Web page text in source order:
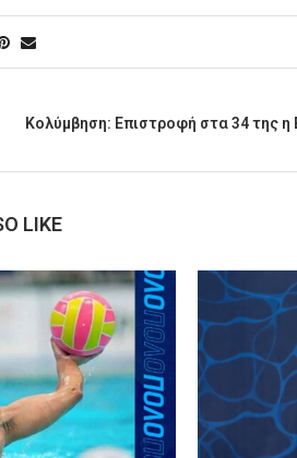
Κολύμβηση: Επιστροφή στα 34 της
LIKE